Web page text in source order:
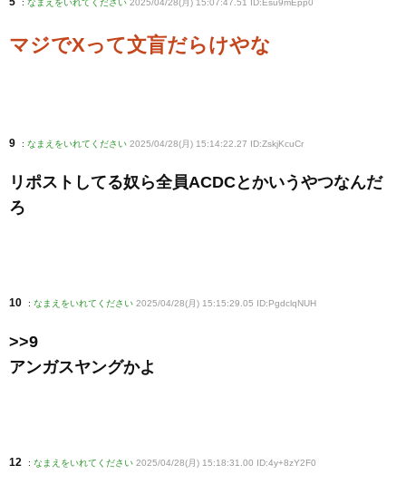
: なまえをいれてください 2025/04/28(月) 15:07:47.51 ID:Esu9mEpp0
マジでXって文盲だらけやな
9 : なまえをいれてください 2025/04/28(月) 15:14:22.27 ID:ZskjKcuCr
リポストしてる奴ら全員ACDCとかいうやつなんだ
ろ
10 : なまえをいれてください 2025/04/28(月) 15:15:29.05 ID:PgdclqNUH
>>9
アンガスヤングかよ
12 : なまえをいれてください 2025/04/28(月) 15:18:31.00 ID:4y+8zY2F0